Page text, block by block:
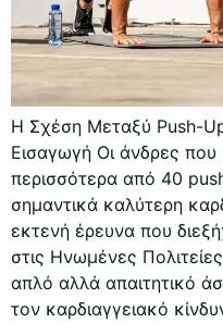
Η Σχέση Μεταξύ Push-
Εισαγωγή Οι άνδρες
περισσότερα από 40
σημαντικά καλύτερη
εκτενή έρευνα που
στις Ηνωμένες
απλό αλλά απαιτητικό
τον καρδιαγγειακό